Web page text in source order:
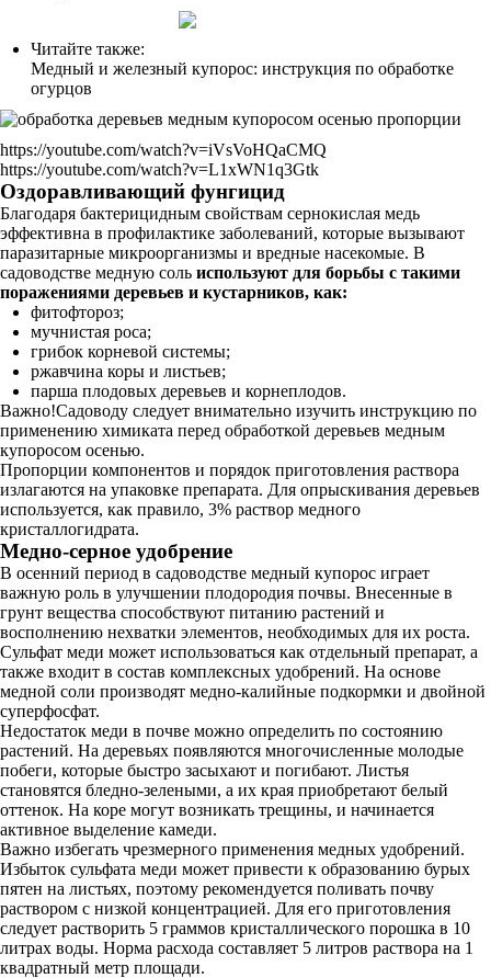
Читайте также:
Медный и железный купорос: инструкция по обработке
огурцов
https://youtube.com/watch?v=iVsVoHQaCMQ
https://youtube.com/watch?v=L1xWN1q3Gtk
Оздоравливающий фунгицид
Благодаря бактерицидным свойствам сернокислая медь
эффективна в профилактике заболеваний, которые вызывают
паразитарные микроорганизмы и вредные насекомые. В
садоводстве медную соль используют для борьбы с такими
поражениями деревьев и кустарников, как:
фитофтороз;
мучнистая роса;
грибок корневой системы;
ржавчина коры и листьев;
парша плодовых деревьев и корнеплодов.
Важно!Садоводу следует внимательно изучить инструкцию по
применению химиката перед обработкой деревьев медным
купоросом осенью.
Пропорции компонентов и порядок приготовления раствора
излагаются на упаковке препарата. Для опрыскивания деревьев
используется, как правило, 3% раствор медного
кристаллогидрата.
Медно-серное удобрение
В осенний период в садоводстве медный купорос играет
важную роль в улучшении плодородия почвы. Внесенные в
грунт вещества способствуют питанию растений и
восполнению нехватки элементов, необходимых для их роста.
Сульфат меди может использоваться как отдельный препарат, а
также входит в состав комплексных удобрений. На основе
медной соли производят медно-калийные подкормки и двойной
суперфосфат.
Недостаток меди в почве можно определить по состоянию
растений. На деревьях появляются многочисленные молодые
побеги, которые быстро засыхают и погибают. Листья
становятся бледно-зелеными, а их края приобретают белый
оттенок. На коре могут возникать трещины, и начинается
активное выделение камеди.
Важно избегать чрезмерного применения медных удобрений.
Избыток сульфата меди может привести к образованию бурых
пятен на листьях, поэтому рекомендуется поливать почву
раствором с низкой концентрацией. Для его приготовления
следует растворить 5 граммов кристаллического порошка в 10
литрах воды. Норма расхода составляет 5 литров раствора на 1
квадратный метр площади.